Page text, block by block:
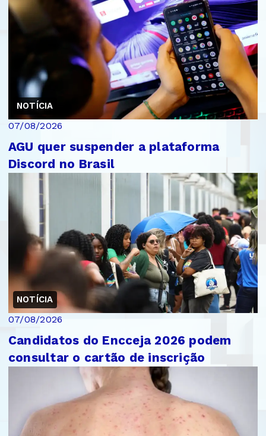
NOTÍCIA
07/08/2026
AGU quer suspender a plataforma
Discord no Brasil
NOTÍCIA
07/08/2026
Candidatos do Encceja 2026 podem
consultar o cartão de inscrição